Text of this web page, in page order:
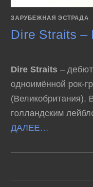
ЗАРУБЕЖНАЯ ЭСТРАДА
Dire Straits –
Dire Straits –
одноимённой рок-
(Великобритания).
голландским
ДАЛЕЕ…
STRAITS